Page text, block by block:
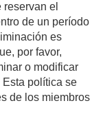
el
de un período
es
por favor,
o modificar
política se
de los miembros